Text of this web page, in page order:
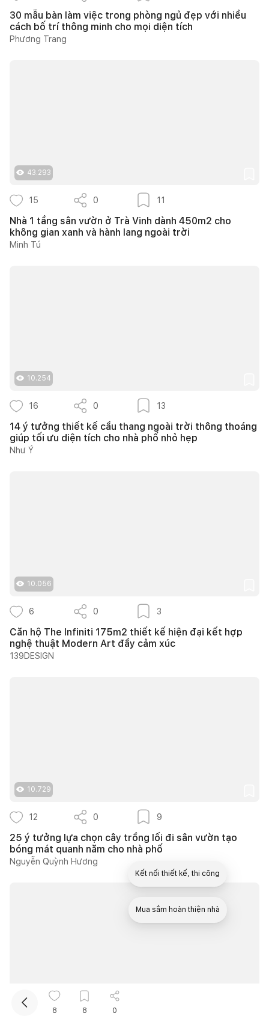
30 mẫu bàn làm việc trong phòng ngủ đẹp với nhiều
cách bố trí thông minh cho mọi diện tích
Phương Trang
43.293
15 0 11
Nhà 1 tầng sân vườn ở Trà Vinh dành 450m2 cho
không gian xanh và hành lang ngoài trời
Minh Tú
10.254
16 0 13
14 ý tưởng thiết kế cầu thang ngoài trời thông thoáng
giúp tối ưu diện tích cho nhà phố nhỏ hẹp
Như Ý
10.056
6 0 3
Căn hộ The Infiniti 175m2 thiết kế hiện đại kết hợp
nghệ thuật Modern Art đầy cảm xúc
139DESIGN
10.729
12 0 9
25 ý tưởng lựa chọn cây trồng lối đi sân vườn tạo
bóng mát quanh năm cho nhà phố
Nguyễn Quỳnh Hương
8 8 0
Kết nối thiết kế, thi công
Mua sắm hoàn thiện nhà